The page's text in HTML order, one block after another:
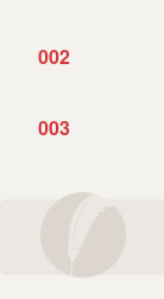
002
003